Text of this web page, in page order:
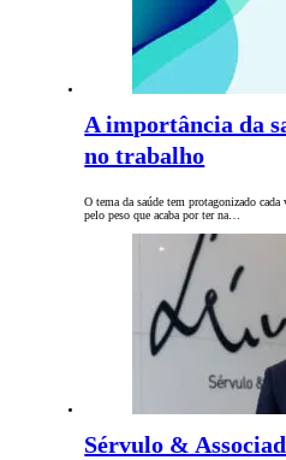
A importância da
no trabalho
O tema da saúde tem protagonizado
pelo peso que acaba por ter na…
Sérvulo &